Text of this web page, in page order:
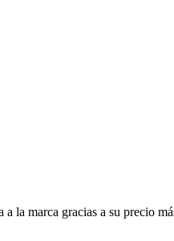
la marca gracias a su precio